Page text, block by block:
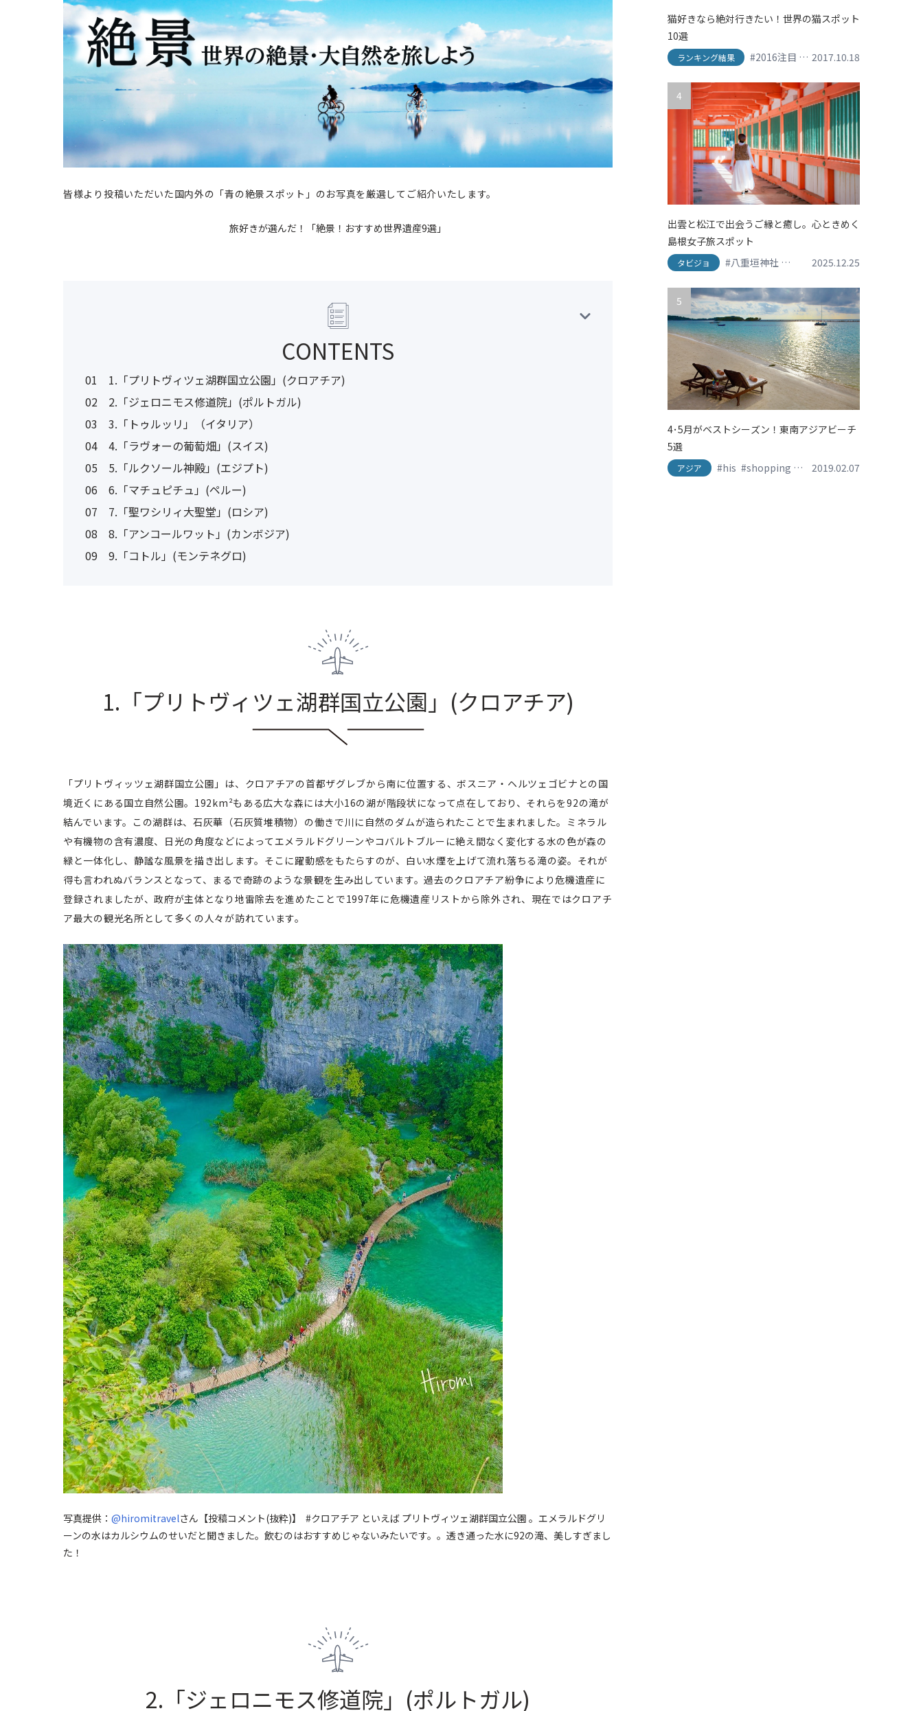
皆様より投稿いただいた国内外の「青の絶景スポット」のお写真を厳選してご紹介いたします。
旅好きが選んだ！「絶景！おすすめ世界遺産9選」
CONTENTS
01
1.「プリトヴィツェ湖群国立公園」(クロアチア)
02
2.「ジェロニモス修道院」(ポルトガル)
03
3.「トゥルッリ」（イタリア）
04
4.「ラヴォーの葡萄畑」(スイス)
05
5.「ルクソール神殿」(エジプト)
06
6.「マチュピチュ」(ペルー)
07
7.「聖ワシリィ大聖堂」(ロシア)
08
8.「アンコールワット」(カンボジア)
09
9.「コトル」(モンテネグロ)
1.「プリトヴィツェ湖群国立公園 」 (クロアチア)
「プリトヴィッツェ湖群国立公園」は、クロアチアの首都ザグレブから南に位置する、ボスニア・ヘルツェゴビナとの国
境近くにある国立自然公園。192km²もある広大な森には大小16の湖が階段状になって点在しており、それらを92の滝が
結んでいます。この湖群は、石灰華（石灰質堆積物）の働きで川に自然のダムが造られたことで生まれました。ミネラル
や有機物の含有濃度、日光の角度などによってエメラルドグリーンやコバルトブルーに絶え間なく変化する水の色が森の
緑と一体化し、静謐な風景を描き出します。そこに躍動感をもたらすのが、白い水煙を上げて流れ落ちる滝の姿。それが
得も言われぬバランスとなって、まるで奇跡のような景観を生み出しています。過去のクロアチア紛争により危機遺産に
登録されましたが、政府が主体となり地雷除去を進めたことで1997年に危機遺産リストから除外され、現在ではクロアチ
ア最大の観光名所として多くの人々が訪れています。
写真提供： @hiromitravelさん 【投稿コメント(抜粋)】 #クロアチア といえば プリトヴィツェ湖群国立公園 。エメラルドグリ
ーンの水はカルシウムのせいだと聞きました。飲むのはおすすめじゃないみたいです。。透き通った水に92の滝、美しすぎまし
た！
2.「ジェロニモス修道院」 (ポルトガル)
猫好きなら絶対行きたい！世界の猫スポット
10選
ランキング結果 #2016注目 #his #shopping
2017.10.18
4
出雲と松江で出会うご縁と癒し。心ときめく
島根女子旅スポット
タビジョ #八重垣神社 #出雲 #出雲大社
2025.12.25
5
4･5月がベストシーズン！東南アジアビーチ
5選
アジア #his #shopping #travel #おしゃれ旅
2019.02.07